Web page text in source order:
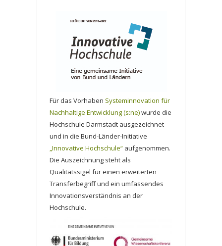
Für das Vorhaben Systeminnovation für
Nachhaltige Entwicklung (s:ne)wurde die
Hochschule Darmstadt ausgezeichnet
und in die Bund-Länder-Initiative
„Innovative Hochschule“ aufgenommen.
Die Auszeichnung steht als
Qualitätssigel für einen erweiterten
Transferbegriff und ein umfassendes
Innovationsverständnis an der
Hochschule.